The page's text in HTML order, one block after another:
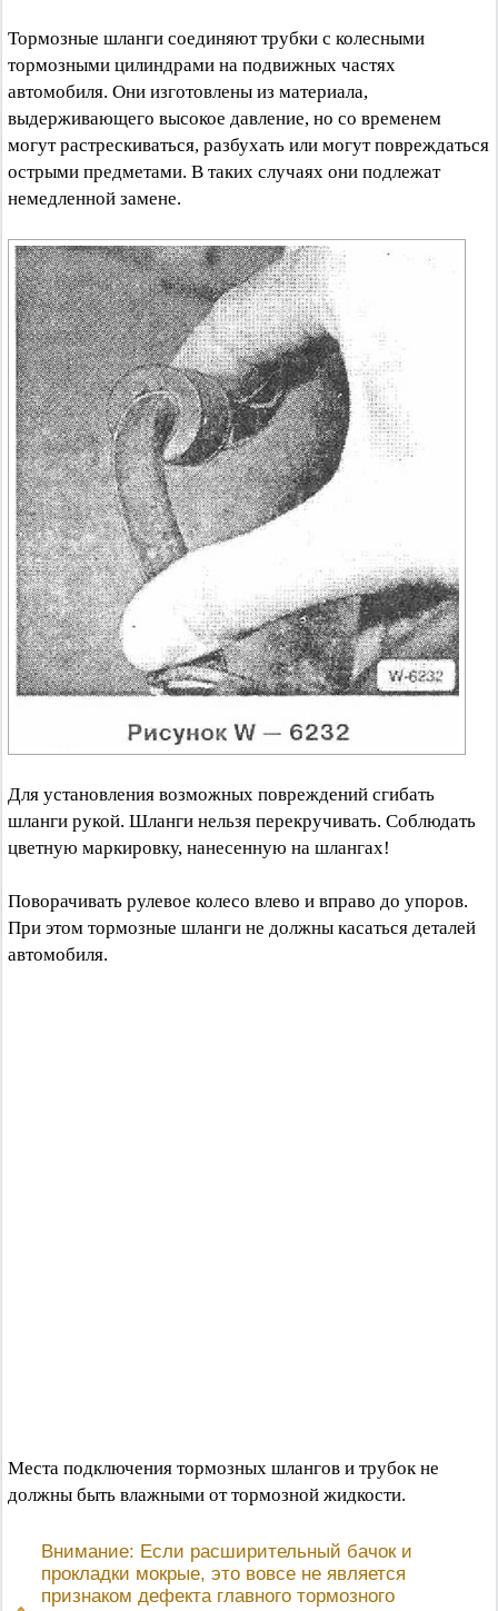
Тормозные шланги соединяют трубки с колесными
тормозными цилиндрами на подвижных частях
автомобиля. Они изготовлены из материала,
выдерживающего высокое давление, но со временем
могут растрескиваться, разбухать или могут повреждаться
острыми предметами. В таких случаях они подлежат
немедленной замене.
Для установления возможных повреждений сгибать
шланги рукой. Шланги нельзя перекручивать. Соблюдать
цветную маркировку, нанесенную на шлангах!
Поворачивать рулевое колесо влево и вправо до упоров.
При этом тормозные шланги не должны касаться деталей
автомобиля.
Места подключения тормозных шлангов и трубок не
должны быть влажными от тормозной жидкости.
Внимание: Если расширительный бачок и
прокладки мокрые, это вовсе не является
признаком дефекта главного тормозного